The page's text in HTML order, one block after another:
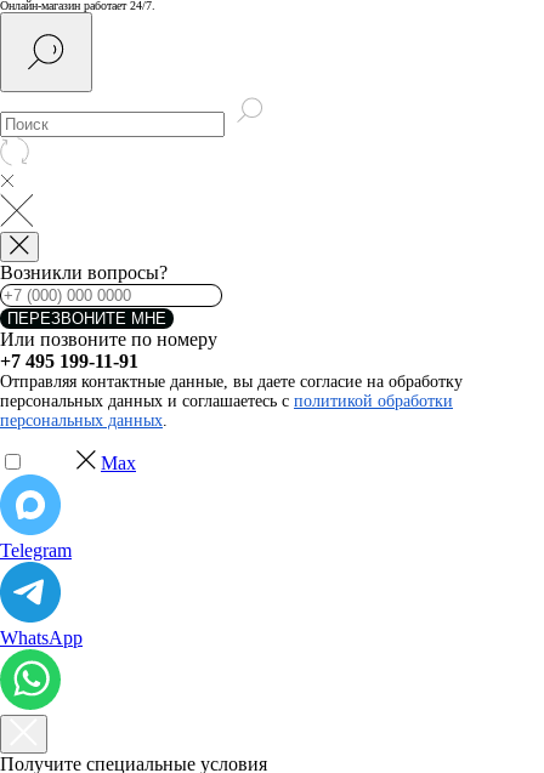
Онлайн-магазин работает 24/7.
Возникли вопросы?
ПЕРЕЗВОНИТЕ МНЕ
Или позвоните по номеру
+7 495 199-11-91
Отправляя контактные данные, вы даете согласие на обработку
персональных данных и соглашаетесь с политикой обработки
персональных данных.
Max
Telegram
WhatsApp
Получите специальные условия